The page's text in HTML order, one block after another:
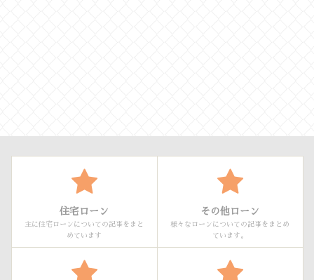
住宅ローン
主に住宅ローンについての記事をまと
めています
その他ローン
様々なローンについての記事をまとめ
ています。